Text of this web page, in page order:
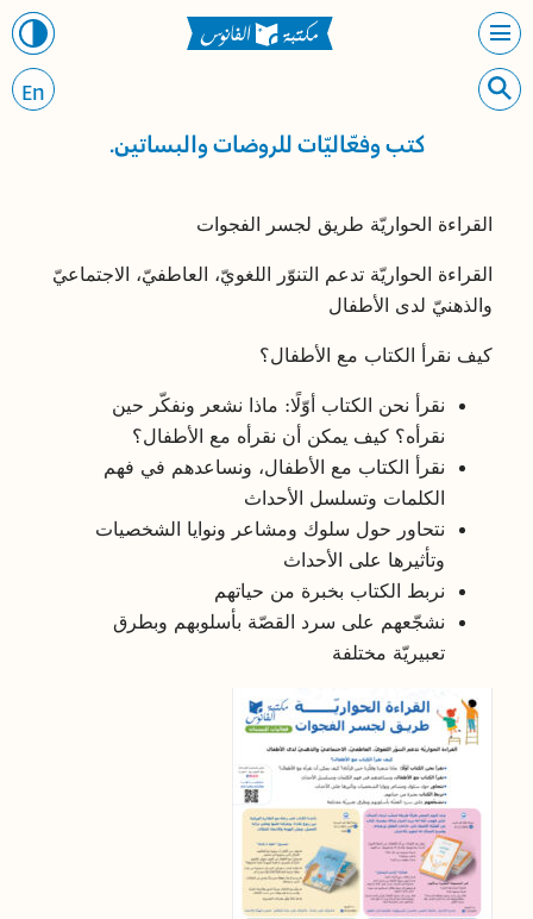
En
كتب وفعّاليّات للروضات والبساتين.
القراءة الحواريّة طريق لجسر الفجوات
القراءة الحواريّة تدعم التنوّر اللغويّ، العاطفيّ، الاجتماعيّ
والذهنيّ لدى الأطفال
كيف نقرأ الكتاب مع الأطفال؟
نقرأ نحن الكتاب أوّلًا: ماذا نشعر ونفكّر حين
نقرأه؟ كيف يمكن أن نقرأه مع الأطفال؟
نقرأ الكتاب مع الأطفال، ونساعدهم في فهم
الكلمات وتسلسل الأحداث
نتحاور حول سلوك ومشاعر ونوايا الشخصيات
وتأثيرها على الأحداث
نربط الكتاب بخبرة من حياتهم
نشجّعهم على سرد القصّة بأسلوبهم وبطرق
تعبيريّة مختلفة